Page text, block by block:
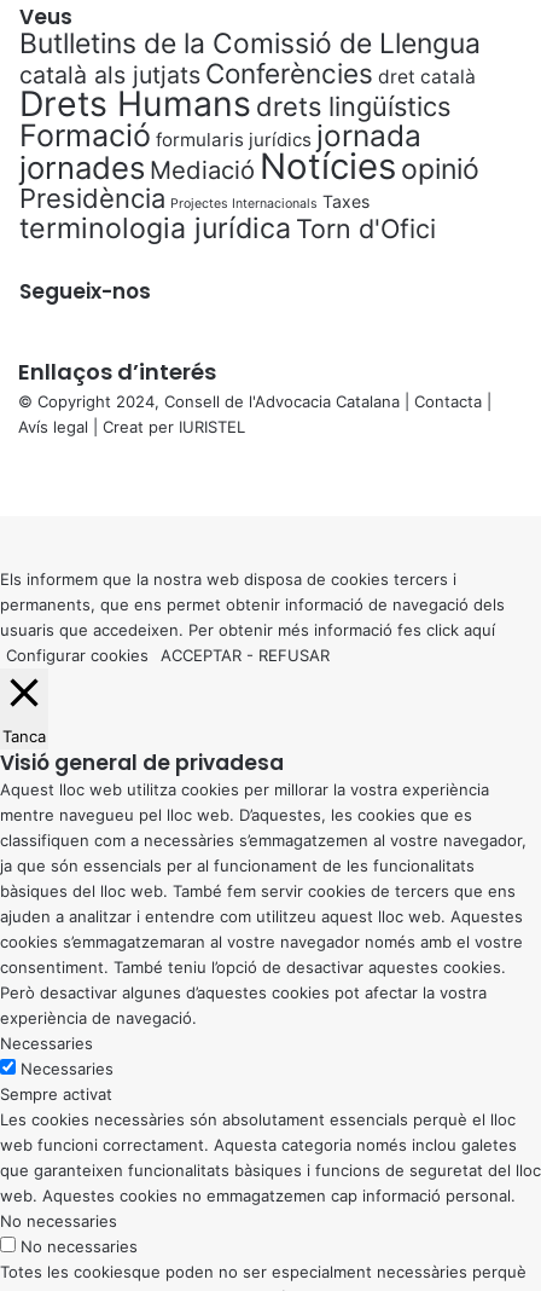
Veus
Butlletins de la Comissió de Llengua
català als jutjats Conferències dret català
Drets Humans drets lingüístics
Formació formularis jurídics jornada
jornades Mediació Notícies opinió
Presidència Projectes Internacionals Taxes
terminologia jurídica Torn d'Ofici
Segueix-nos
Enllaços d’interés
© Copyright 2024, Consell de l'Advocacia Catalana | Contacta
Avís legal | Creat per IURISTEL
button
Els informem que la nostra web disposa de cookies tercers i
permanents, que ens permet obtenir informació de navegació dels
usuaris que accedeixen. Per obtenir més informació fes click aquí
Configurar cookies
ACCEPTAR - REFUSAR
Tanca
Visió general de privadesa
Aquest lloc web utilitza cookies per millorar la vostra experiència
mentre navegueu pel lloc web. D’aquestes, les cookies que es
classifiquen com a necessàries s’emmagatzemen al vostre navegador,
ja que són essencials per al funcionament de les funcionalitats
bàsiques del lloc web. També fem servir cookies de tercers que ens
ajuden a analitzar i entendre com utilitzeu aquest lloc web. Aquestes
cookies s’emmagatzemaran al vostre navegador només amb el vostre
consentiment. També teniu l’opció de desactivar aquestes cookies.
Però desactivar algunes d’aquestes cookies pot afectar la vostra
experiència de navegació.
Necessaries
Necessaries
Sempre activat
Les cookies necessàries són absolutament essencials perquè el lloc
web funcioni correctament. Aquesta categoria només inclou galetes
que garanteixen funcionalitats bàsiques i funcions de seguretat del lloc
web. Aquestes cookies no emmagatzemen cap informació personal.
No necessaries
No necessaries
Totes les cookiesque poden no ser especialment necessàries perquè